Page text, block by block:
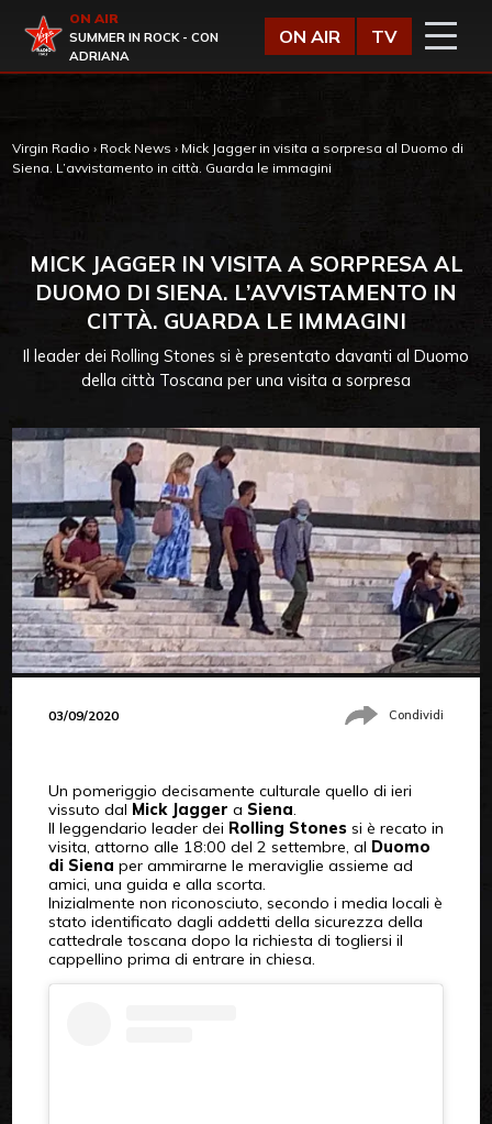
Virgin Radio
ON AIR
SUMMER IN ROCK - CON
ADRIANA
ON AIR TV
Virgin Radio › Rock News › Mick Jagger in visita a sorpresa al Duomo di
Siena. L’avvistamento in città. Guarda le immagini
MICK JAGGER IN VISITA A SORPRESA AL
DUOMO DI SIENA. L’AVVISTAMENTO IN
CITTÀ. GUARDA LE IMMAGINI
Il leader dei Rolling Stones si è presentato davanti al Duomo
della città Toscana per una visita a sorpresa
03/09/2020 Condividi
Un pomeriggio decisamente culturale quello di ieri
vissuto dal Mick Jagger a Siena
Il leggendario leader dei Rolling Stonessi è recato in
visita, attorno alle 18:00 del 2 settembre, al Duomo
di Siena per ammirarne le meraviglie assieme ad
amici, una guida e alla scorta.
Inizialmente non riconosciuto, secondo i media locali è
stato identificato dagli addetti della sicurezza della
cattedrale toscana dopo la richiesta di togliersi il
cappellino prima di entrare in chiesa.